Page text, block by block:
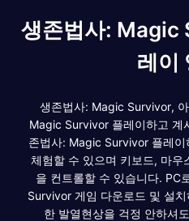
생존법사: Magic
레이
생존법사: Magic Survivor,
Magic Survivor 플레이하고 계
존법사: Magic Survivor 플레
체험할 수 있으며 키보드, 마우
을 컨트롤할 수 있습니다. PC
Survivor 게임 다운로드 및 설
한 발열현상을 걱정 안하셔